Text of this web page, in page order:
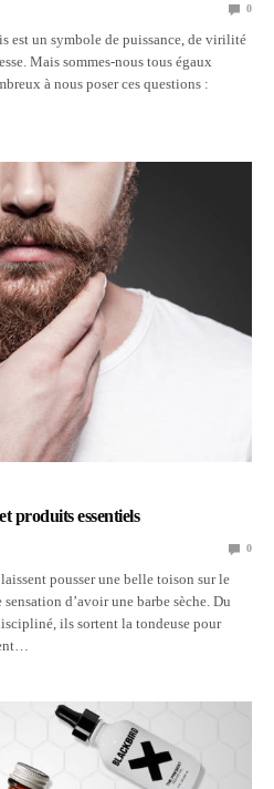
0
est un symbole de puissance, de virilité
Mais sommes-nous tous égaux
à nous poser ces questions :
produits essentiels
0
pousser une belle toison sur le
d’avoir une barbe sèche. Du
ils sortent la tondeuse pour